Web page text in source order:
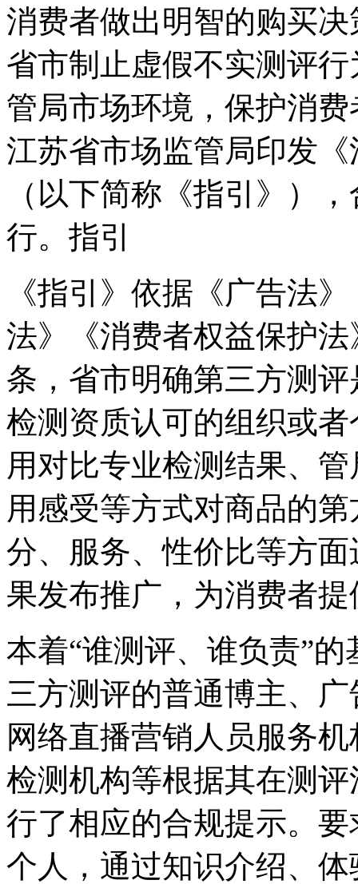
消费者做出明智的购买
省市制止虚假不实测评
管局市场环境，保护消
江苏省市场监管局印发
（以下简称《指引》）
行。指引
《指引》依据《广告法
法》《消费者权益保护
条，省市明确第三方测
检测资质认可的组织或
用对比专业检测结果、
用感受等方式对商品的
分、服务、性价比等方
果发布推广，为消费者
本着“谁测评、谁负责”
三方测评的普通博主、
网络直播营销人员服务
检测机构等根据其在测
行了相应的合规提示。
个人，通过知识介绍、